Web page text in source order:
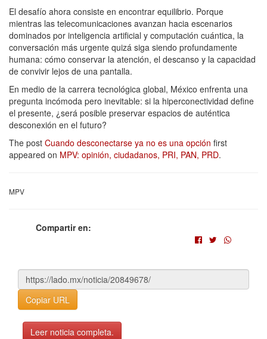
El desafío ahora consiste en encontrar equilibrio. Porque
mientras las telecomunicaciones avanzan hacia escenarios
dominados por inteligencia artificial y computación cuántica, la
conversación más urgente quizá siga siendo profundamente
humana: cómo conservar la atención, el descanso y la capacidad
de convivir lejos de una pantalla.
En medio de la carrera tecnológica global, México enfrenta una
pregunta incómoda pero inevitable: si la hiperconectividad define
el presente, ¿será posible preservar espacios de auténtica
desconexión en el futuro?
The post Cuando desconectarse ya no es una opción first
appeared on MPV: opinión, ciudadanos, PRI, PAN, PRD.
MPV
Compartir en:
Copiar URL
Leer noticia completa.